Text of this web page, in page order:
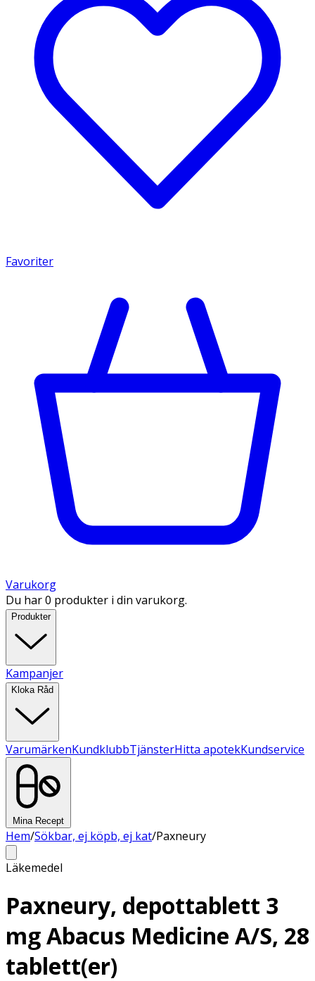
Favoriter
Varukorg
Du har 0 produkter i din varukorg.
Produkter
Kampanjer
Kloka Råd
VarumärkenKundklubbTjänsterHitta apotekKundservice
Mina Recept
Hem/Sökbar, ej köpb, ej kat/Paxneury
Läkemedel
Paxneury, depottablett 3
mg Abacus Medicine A/S, 28
tablett(er)